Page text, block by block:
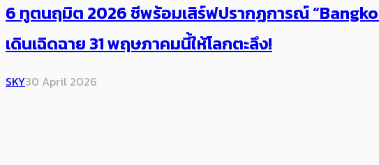
6 ทูตนฤมิต 2026 ชีพร้อมเสิร์ฟปรากฏการณ์
เดินเฉิดฉาย 31 พฤษภาคมนี้ให้โลกตะลึง!
SKY30 April 2026